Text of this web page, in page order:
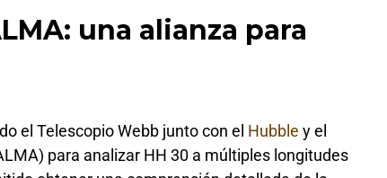
una alianza para
el Telescopio Webb junto con el Hubble y el
para analizar HH 30 a múltiples longitudes